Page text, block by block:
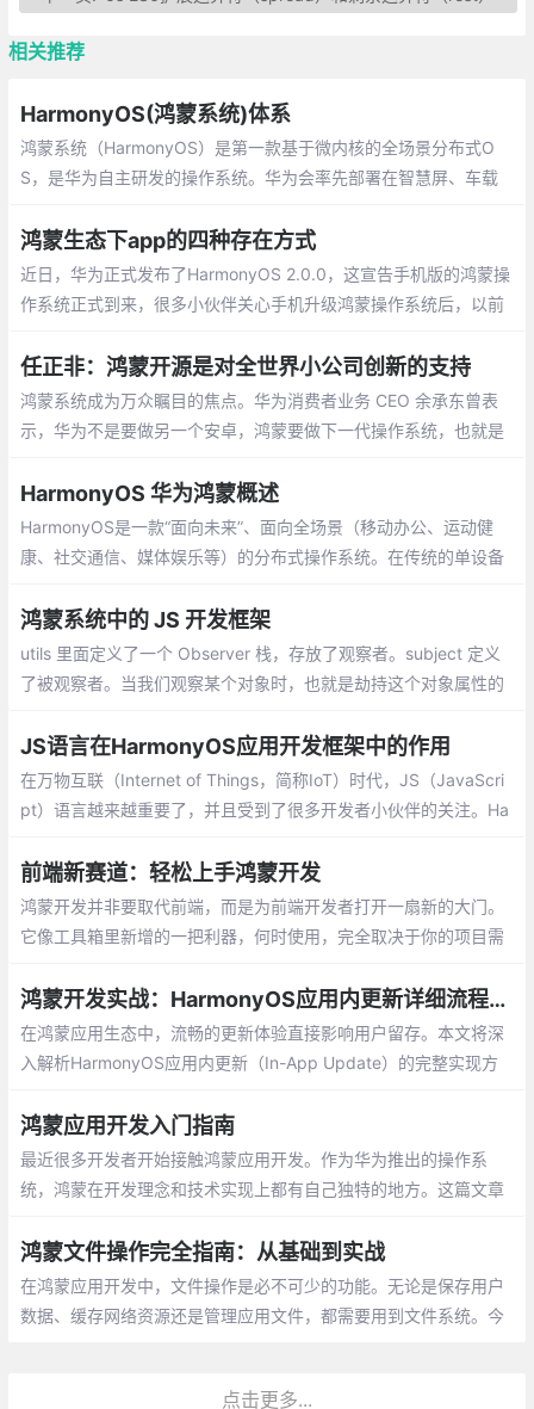
相关推荐
HarmonyOS(鸿蒙系统)体系
鸿蒙系统（HarmonyOS）是第一款基于微内核的全场景分布式O
S，是华为自主研发的操作系统。华为会率先部署在智慧屏、车载
的鸿蒙OS。
鸿蒙生态下app的四种存在方式
近日，华为正式发布了HarmonyOS 2.0.0，这宣告手机版的鸿蒙操
作系统正式到来，很多小伙伴关心手机升级鸿蒙操作系统后，以前
在。
任正非：鸿蒙开源是对全世界小公司创新的支持
鸿蒙系统成为万众瞩目的焦点。华为消费者业务 CEO 余承东曾表
示，华为不是要做另一个安卓，鸿蒙要做下一代操作系统，也就是
HarmonyOS 华为鸿蒙概述
HarmonyOS是一款“面向未来”、面向全场景（移动办公、运动健
康、社交通信、媒体娱乐等）的分布式操作系统。在传统的单设备
配多种终端形态的分布式理念，能够支持多种终端设备
鸿蒙系统中的 JS 开发框架
utils 里面定义了一个 Observer 栈，存放了观察者。subject 定义
了被观察者。当我们观察某个对象时，也就是劫持这个对象属性的
是代码最多的，160 行。observer 的代码就更简单了，五六十行
JS语言在HarmonyOS应用开发框架中的作用
在万物互联（Internet of Things，简称IoT）时代，JS（JavaScri
pt）语言越来越重要了，并且受到了很多开发者小伙伴的关注。Ha
小伙伴想知道：JS语言有什么优势呢？
前端新赛道：轻松上手鸿蒙开发
鸿蒙开发并非要取代前端，而是为前端开发者打开一扇新的大门。
它像工具箱里新增的一把利器，何时使用，完全取决于你的项目需
鸿蒙开发实战：HarmonyOS应用内更新详细流程解析
在鸿蒙应用生态中，流畅的更新体验直接影响用户留存。本文将深
入解析HarmonyOS应用内更新（In-App Update）的完整实现方
鸿蒙应用开发入门指南
最近很多开发者开始接触鸿蒙应用开发。作为华为推出的操作系
统，鸿蒙在开发理念和技术实现上都有自己独特的地方。这篇文章
鸿蒙文件操作完全指南：从基础到实战
在鸿蒙应用开发中，文件操作是必不可少的功能。无论是保存用户
数据、缓存网络资源还是管理应用文件，都需要用到文件系统。今
点击更多...